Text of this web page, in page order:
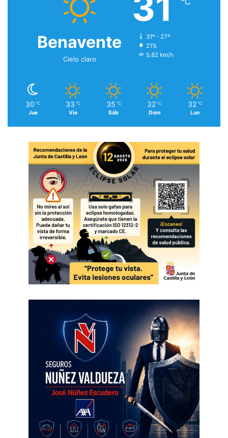
Benavente
Cielo claro
31º - 27º
21%
5.82 km/h
30 ℃
Jue
33 ℃
Vie
35 ℃
Sáb
32 ℃
Dom
32 ℃
Lun